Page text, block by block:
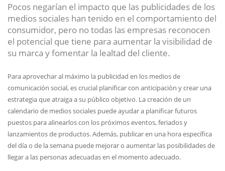
Pocos negarían el impacto que las publicidades de los
medios sociales han tenido en el comportamiento del
consumidor, pero no todas las empresas reconocen
el potencial que tiene para aumentar la visibilidad de
su marca y fomentar la lealtad del cliente.
Para aprovechar al máximo la publicidad en los medios de
comunicación social, es crucial planificar con anticipación y crear una
estrategia que atraiga a su público objetivo. La creación de un
calendario de medios sociales puede ayudar a planificar futuros
puestos para alinearlos con los próximos eventos, feriados y
lanzamientos de productos. Además, publicar en una hora específica
del día o de la semana puede mejorar o aumentar las posibilidades de
llegar a las personas adecuadas en el momento adecuado.